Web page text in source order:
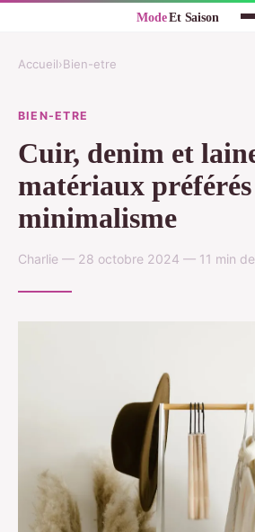
Accueil›Bien-etre
BIEN-ETRE
Cuir, denim et
matériaux
minimalisme
Charlie — 28 octobre 2024 — 11 min